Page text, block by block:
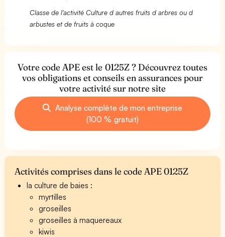
Classe de l'activité Culture d autres fruits d arbres ou d
arbustes et de fruits à coque
Votre code APE est le 0125Z ? Découvrez toutes
vos obligations et conseils en assurances pour
votre activité sur notre site
Analyse complète de mon entreprise
(100 % gratuit)
Activités comprises dans le code APE 0125Z
la culture de baies :
myrtilles
groseilles
groseilles à maquereaux
kiwis